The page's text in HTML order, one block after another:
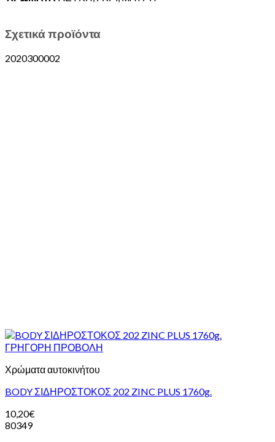
Σχετικά προϊόντα
2020300002
ΓΡΗΓΟΡΗ ΠΡΟΒΟΛΗ
Χρώματα αυτοκινήτου
BODY ΣΙΔΗΡΟΣΤΟΚΟΣ 202 ZINC PLUS 1760g.
10,20€
80349